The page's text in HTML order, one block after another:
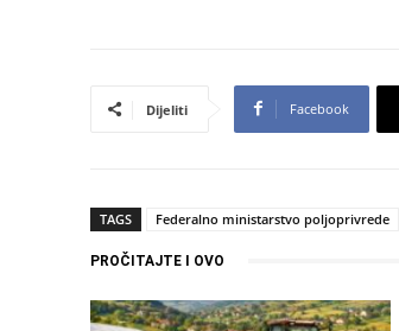
Dijeliti Facebook
TAGS Federalno ministarstvo poljoprivrede
PROČITAJTE I OVO